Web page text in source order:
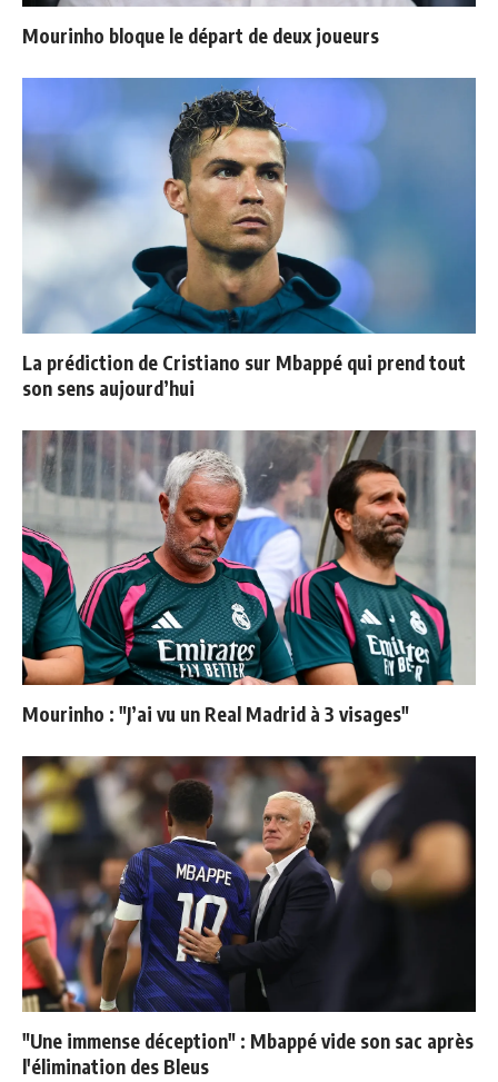
Mourinho bloque le départ de deux joueurs
La prédiction de Cristiano sur Mbappé qui prend tout
son sens aujourd’hui
Mourinho : "J’ai vu un Real Madrid à 3 visages"
"Une immense déception" : Mbappé vide son sac après
l'élimination des Bleus